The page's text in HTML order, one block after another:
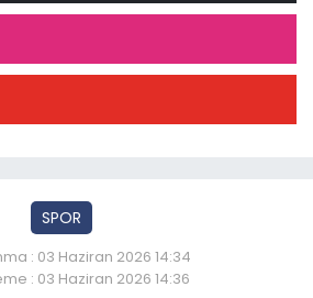
SPOR
: 03 Haziran 2026 14:34
: 03 Haziran 2026 14:36